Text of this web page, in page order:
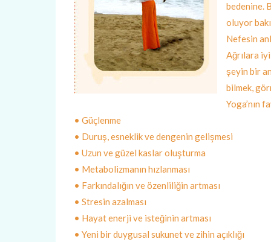
bedenine.
oluyor
Nefesin
Ağrılara
şeyin bir
bilmek,
Yoga’nın
• Güçlenme
• Duruş, esneklik ve dengenin gelişmesi
• Uzun ve güzel kaslar oluşturma
• Metabolizmanın hızlanması
• Farkındalığın ve özenliliğin artması
• Stresin azalması
• Hayat enerji ve isteğinin artması
• Yeni bir duygusal sukunet ve zihin açıklığı